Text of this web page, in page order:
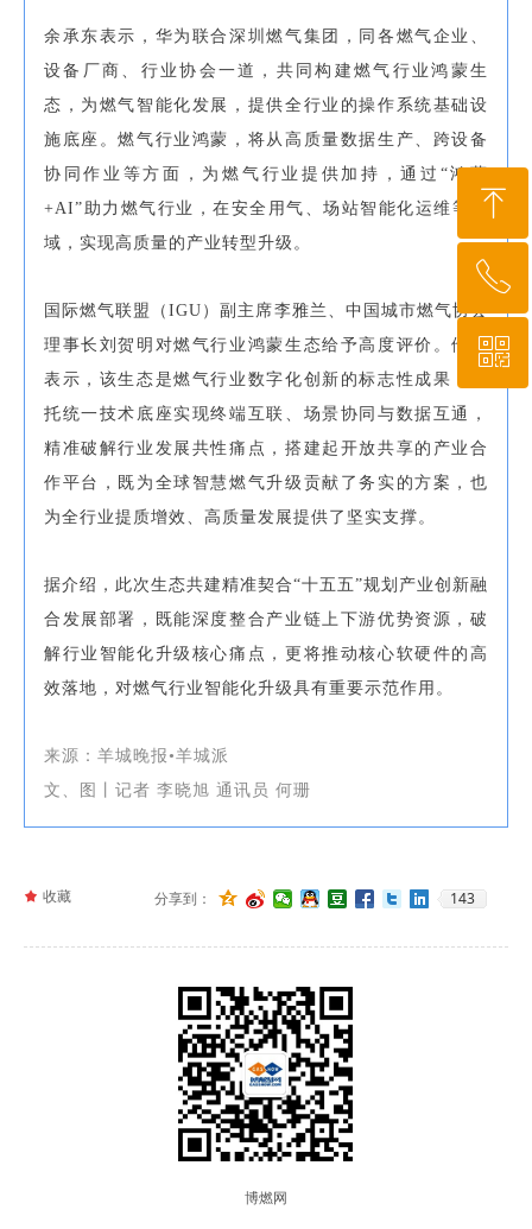
余承东表示，华为联合深圳燃气集团，同各燃气企业、
设备厂商、行业协会一道，共同构建燃气行业鸿蒙生
态，为燃气智能化发展，提供全行业的操作系统基础设
施底座。燃气行业鸿蒙，将从高质量数据生产、跨设备
协同作业等方面，为燃气行业提供加持，通过“鸿蒙
+AI”助力燃气行业，在安全用气、场站智能化运维等领
域，实现高质量的产业转型升级。
国际燃气联盟（IGU）副主席李雅兰、中国城市燃气协会
理事长刘贺明对燃气行业鸿蒙生态给予高度评价。他们
表示，该生态是燃气行业数字化创新的标志性成果，依
托统一技术底座实现终端互联、场景协同与数据互通，
精准破解行业发展共性痛点，搭建起开放共享的产业合
作平台，既为全球智慧燃气升级贡献了务实的方案，也
为全行业提质增效、高质量发展提供了坚实支撑。
据介绍，此次生态共建精准契合“十五五”规划产业创新融
合发展部署，既能深度整合产业链上下游优势资源，破
解行业智能化升级核心痛点，更将推动核心软硬件的高
效落地，对燃气行业智能化升级具有重要示范作用。
来源：羊城晚报•羊城派
文、图丨记者 李晓旭 通讯员 何珊
分享到： 143
끄 收藏
博燃网
ꁸ
回到顶部
ꂅ
010-64919527
ꀥ
微信二维码